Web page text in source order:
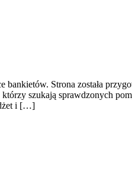
Strona została
szukają sprawdzonych
i […]